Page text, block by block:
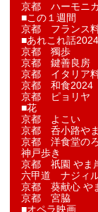
京都 ハーモニカ
■この１週間
京都 フランス
■あれこれ話2024
京都 獨歩
京都 鍵善良房
京都 イタリア
京都 和食2024
京都 ピョリヤ
■花
京都 よこい
京都 呑小路や
京都 洋食堂のろ
神戸歩き
京都 祇園 やま
六甲道 ナジィ
京都 葵献心 や
京都 宮脇
■オペラ映画